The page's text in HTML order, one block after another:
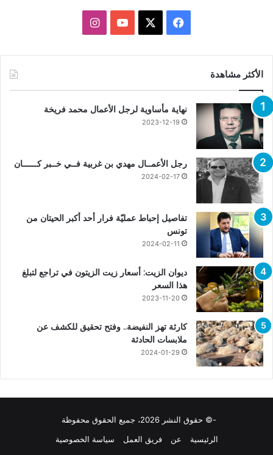
فيسبوك يوتيوبانستقرام
الأكثر مشاهدة
نهاية مأساوية لرجل الأعمال محمد فريخة
2023-12-19
رجل الأعمــال مهدي بن غربية فــي خــبر كــــــان
2024-02-17
تفاصيل إحباط عمليّة فرار أحد أكبر الحيتان من
تونس
2024-02-11
ديوان الزيت: أسعار زيت الزيتون في تراجع لتبلغ
هذا السعر
2023-11-20
كارثة تهز النفيضة.. وفتح تحقيق للكشف عن
ملابسات الحادثة
2024-01-29
-© حقوق النشر 2026، جميع الحقوق محفوظة
الرئيسية
عن فريق العمل سياسة الخصوصية